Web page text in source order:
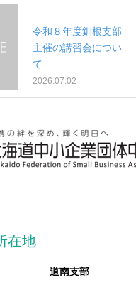
令和８年度釧根支部
主催の講習会につい
て
2026.07.02
在地
道南支部